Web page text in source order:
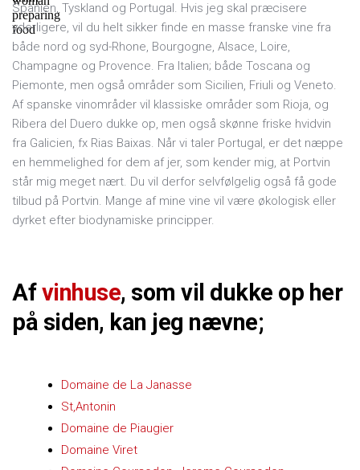
Spanien, Tyskland og Portugal. Hvis jeg skal præcisere
yderligere, vil du helt sikker finde en masse franske vine fra
både nord og syd-Rhone, Bourgogne, Alsace, Loire,
Champagne og Provence. Fra Italien; både Toscana og
Piemonte, men også områder som Sicilien, Friuli og Veneto.
Af spanske vinområder vil klassiske områder som Rioja, og
Ribera del Duero dukke op, men også skønne friske hvidvin
fra Galicien, fx Rias Baixas. Når vi taler Portugal, er det næppe
en hemmelighed for dem af jer, som kender mig, at Portvin
står mig meget nært. Du vil derfor selvfølgelig også få gode
tilbud på Portvin. Mange af mine vine vil være økologisk eller
dyrket efter biodynamiske principper.
Afvinhuse, som vil dukke op her
på siden, kan jeg nævne;
Domaine de La Janasse
St,Antonin
Domaine de Piaugier
Domaine Viret